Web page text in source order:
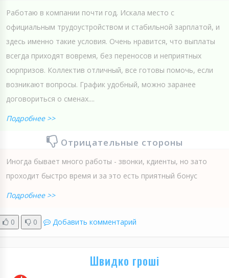
Работаю в компании почти год. Искала место с
официальным трудоустройством и стабильной зарплатой, и
здесь именно такие условия. Очень нравится, что выплаты
всегда приходят вовремя, без переносов и неприятных
сюрпризов. Коллектив отличный, все готовы помочь, если
возникают вопросы. График удобный, можно заранее
договориться о сменах....
Подробнее >>
Отрицательные стороны
Иногда бывает много работы - звонки, кдиенты, но зато
проходит быстро время и за это есть приятный бонус
Подробнее >>
0 0 Добавить комментарий
Швидко гроші